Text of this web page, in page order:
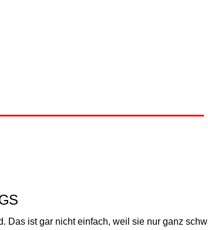
Das ist gar nicht einfach, weil sie nur ganz